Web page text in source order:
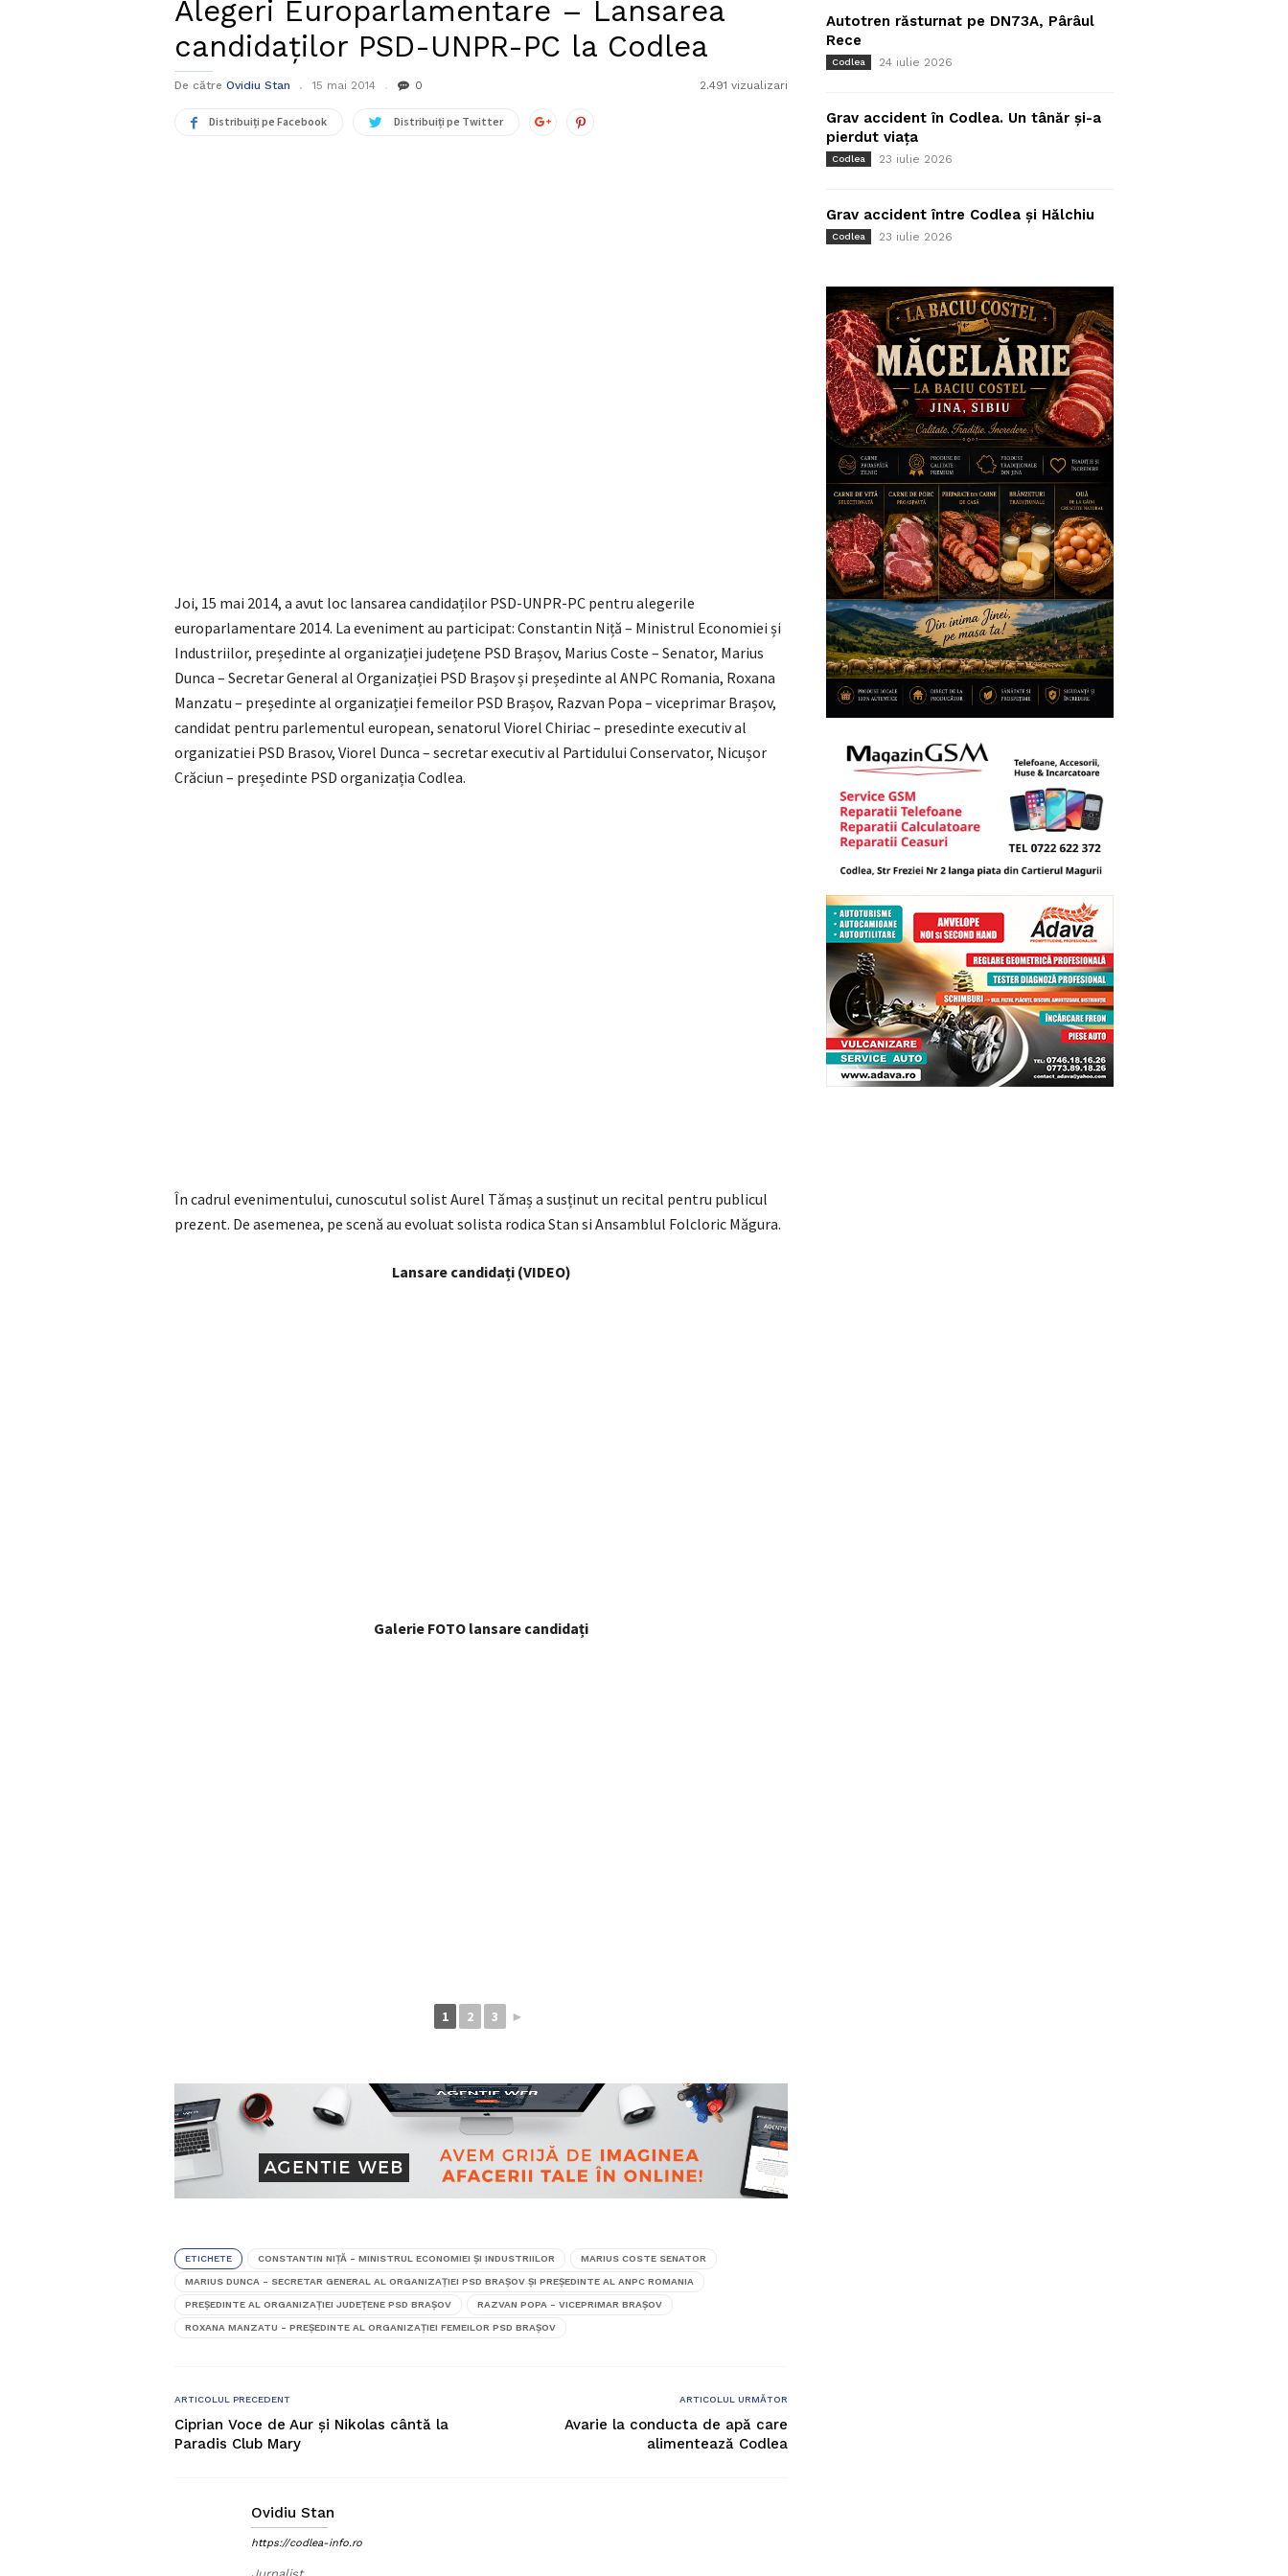
Alegeri Europarlamentare – Lansarea
candidaților PSD-UNPR-PC la Codlea
De către Ovidiu Stan 15 mai 2014 0 2.491 vizualizari
Distribuiți pe Facebook Distribuiți pe Twitter
Joi, 15 mai 2014, a avut loc lansarea candidaților PSD-UNPR-PC pentru alegerile
europarlamentare 2014. La eveniment au participat: Constantin Niță – Ministrul Economiei și
Industriilor, președinte al organizației județene PSD Brașov, Marius Coste – Senator, Marius
Dunca – Secretar General al Organizației PSD Brașov și președinte al ANPC Romania, Roxana
Manzatu – președinte al organizației femeilor PSD Brașov, Razvan Popa – viceprimar Brașov,
candidat pentru parlementul european, senatorul Viorel Chiriac – presedinte executiv al
organizatiei PSD Brasov, Viorel Dunca – secretar executiv al Partidului Conservator, Nicușor
Crăciun – președinte PSD organizația Codlea.
În cadrul evenimentului, cunoscutul solist Aurel Tămaș a susținut un recital pentru publicul
prezent. De asemenea, pe scenă au evoluat solista rodica Stan si Ansamblul Folcloric Măgura.
Lansare candidați (VIDEO)
Galerie FOTO lansare candidați
1 2 3 ►
ETICHETE CONSTANTIN NIȚĂ - MINISTRUL ECONOMIEI ȘI INDUSTRIILOR MARIUS COSTE SENATOR
MARIUS DUNCA - SECRETAR GENERAL AL ORGANIZAȚIEI PSD BRAȘOV ȘI PREȘEDINTE AL ANPC ROMANIA
PREȘEDINTE AL ORGANIZAȚIEI JUDEȚENE PSD BRAȘOV RAZVAN POPA - VICEPRIMAR BRAȘOV
ROXANA MANZATU - PREȘEDINTE AL ORGANIZAȚIEI FEMEILOR PSD BRAȘOV
ARTICOLUL PRECEDENT
Ciprian Voce de Aur și Nikolas cântă la
Paradis Club Mary
ARTICOLUL URMĂTOR
Avarie la conducta de apă care
alimentează Codlea
Ovidiu Stan
https://codlea-info.ro
Autotren răsturnat pe DN73A, Pârâul
Rece
Codlea 24 iulie 2026
Grav accident în Codlea. Un tânăr și-a
pierdut viața
Codlea 23 iulie 2026
Grav accident între Codlea și Hălchiu
Codlea 23 iulie 2026